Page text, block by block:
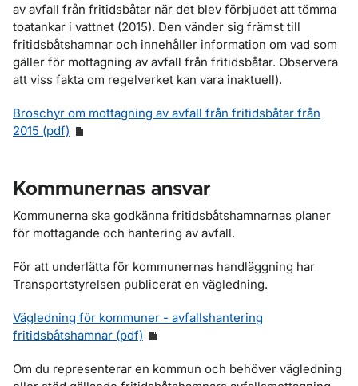
av avfall från fritidsbåtar när det blev förbjudet att tömma
toatankar i vattnet (2015). Den vänder sig främst till
fritidsbåtshamnar och innehåller information om vad som
gäller för mottagning av avfall från fritidsbåtar. Observera
att viss fakta om regelverket kan vara inaktuell).
Broschyr om mottagning av avfall från fritidsbåtar från
2015 (pdf)
Kommunernas ansvar
Kommunerna ska godkänna fritidsbåtshamnarnas planer
för mottagande och hantering av avfall.
För att underlätta för kommunernas handläggning har
Transportstyrelsen publicerat en vägledning.
Vägledning för kommuner - avfallshantering
fritidsbåtshamnar (pdf)
Om du representerar en kommun och behöver vägledning